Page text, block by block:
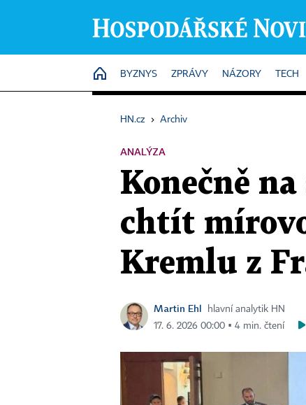
HOME
BYZNYS ZPRÁVY NÁZORY TECH
HN.cz › Archiv
ANALÝZA
Konečně
chtít
Kremlu z
Martin Ehl
hlavní analytik HN
17. 6. 2026 00:00 ▪ 4 min. čtení